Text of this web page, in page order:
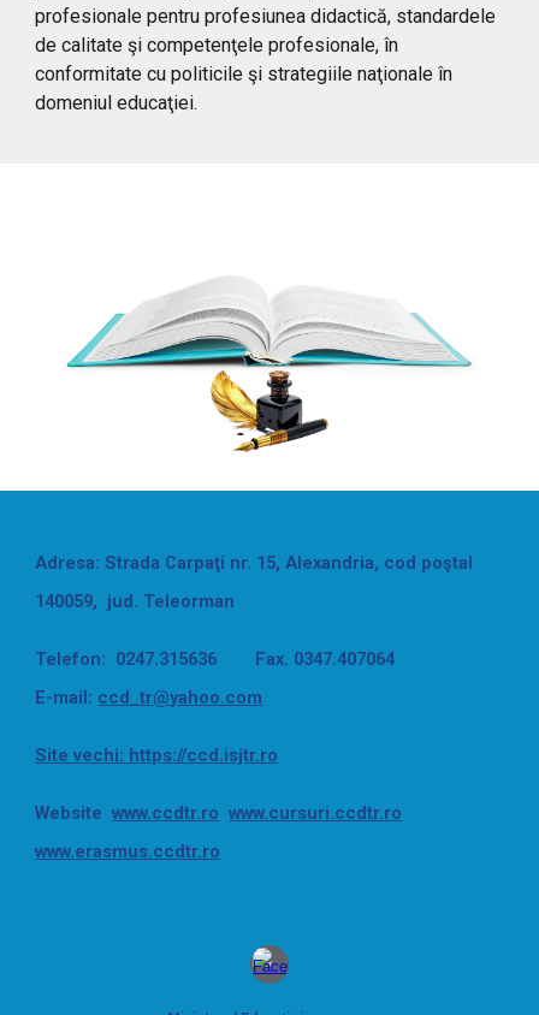
profesionale pentru profesiunea didactică, standardele
de calitate şi competenţele profesionale, în
conformitate cu politicile şi strategiile naţionale în
domeniul educaţiei.
Adresa: Strada Carpaţi nr. 15, Alexandria, cod poştal
140059, jud. Teleorman
Telefon: 0247.315636 Fax. 0347.407064
E-mail: ccd_tr@yahoo.com
Site vechi: https://ccd.isjtr.ro
Websitewww.ccdtr.ro www.cursuri.ccdtr.ro
www.erasmus.ccdtr.ro